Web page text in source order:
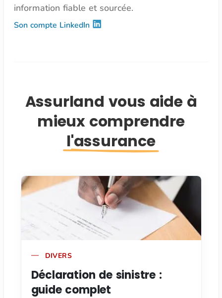
information fiable et sourcée.
Son compte LinkedIn
Assurland vous aide à
mieux comprendre
l'assurance
DIVERS
Déclaration de sinistre :
guide complet